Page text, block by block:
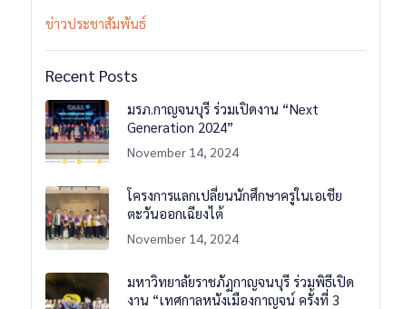
ข่าวประชาสัมพันธ์
Recent Posts
มรภ.กาญจนบุรี ร่วมเปิดงาน “Next
Generation 2024”
November 14, 2024
โครงการแลกเปลี่ยนนักศึกษาครูในเอเชีย
ตะวันออกเฉียงไต้
November 14, 2024
มหาวิทยาลัยราชภัฏกาญจนบุรี ร่วมพิธีเปิด
งาน “เทศกาลหนังเมืองกาญจน์ ครั้งที่ 3